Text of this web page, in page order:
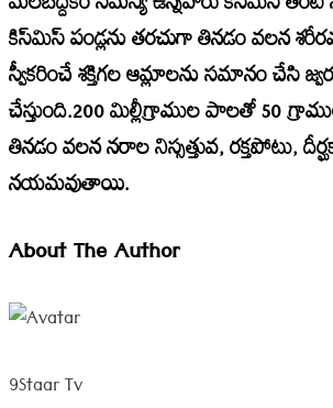
కిస్‌మిస్ పండ్లను తరచుగా తినడం వలన
స్వీకరించే శక్తిగల ఆమ్లాలను సమానం చేసి
చేస్తుంది.200 మిల్లీగ్రాముల పాలతో 50
తినడం వలన నరాల నిస్సత్తువ, రక్తపోటు,
నయమవుతాయి.
About The Author
9Staar Tv